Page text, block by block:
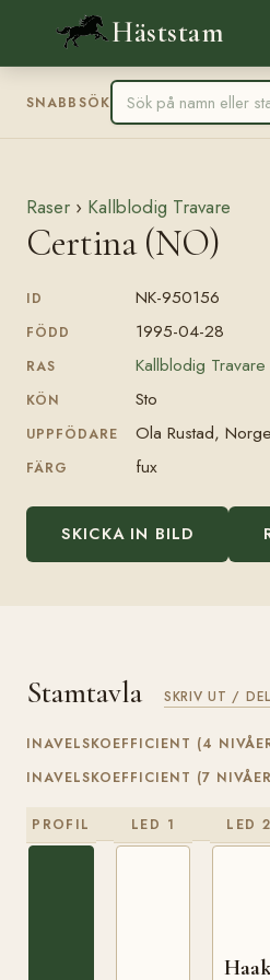
Häststam
SNABBSÖK
Raser › Kallblodig Travare
Certina (NO)
ID NK-950156
FÖDD 1995-04-28
RAS Kallblodig Travare
KÖN Sto
UPPFÖDARE Ola Rustad, Norge
FÄRG fux
SKICKA IN BILD
Stamtavla SKRIV UT /
INAVELSKOEFFICIENT (4
INAVELSKOEFFICIENT (7
PROFIL LED 1 LED 2